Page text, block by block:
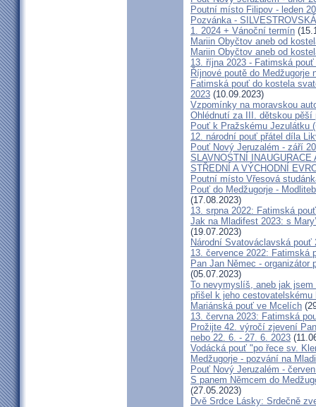
Poutní místo Filipov - leden
Pozvánka -
1. 2024 + Vánoční termín
Mariin Obyčtov aneb od
Mariin Obyčtov aneb od
13. října 2023 - Fatimská
Říjnové poutě do Medžugorje
Fatimská pouť do kostela
2023 (10.09.2023)
Vzpomínky na moravskou
Ohlédnutí za III. dětskou pěší
Pouť k Pražskému Jezulátku
12. národní pouť přátel díla
Pouť Nový Jeruzalém - září
SLAVNOSTNÍ
STŘEDNÍ A VÝCHODNÍ
Poutní místo Vřesová
Pouť do Medžugorje -
(17.08.2023)
13. srpna 2022: Fatimská
Jak na Mladifest 2023: s
(19.07.2023)
Národní Svatováclavská pouť
13. července 2022: Fatimská
Pan Jan Němec -
(05.07.2023)
To nevymyslíš, aneb jak
přišel k jeho cestovatelskému
Mariánská pouť ve Mcelích
13. června 2023: Fatimská
Prožijte 42. výročí zjevení
nebo 22. 6. - 27. 6. 2023
Vodácká pouť "po řece sv.
Medžugorje - pozvání na
Pouť Nový Jeruzalém -
S panem Němcem do
(27.05.2023)
Dvě Srdce Lásky: Srdečně